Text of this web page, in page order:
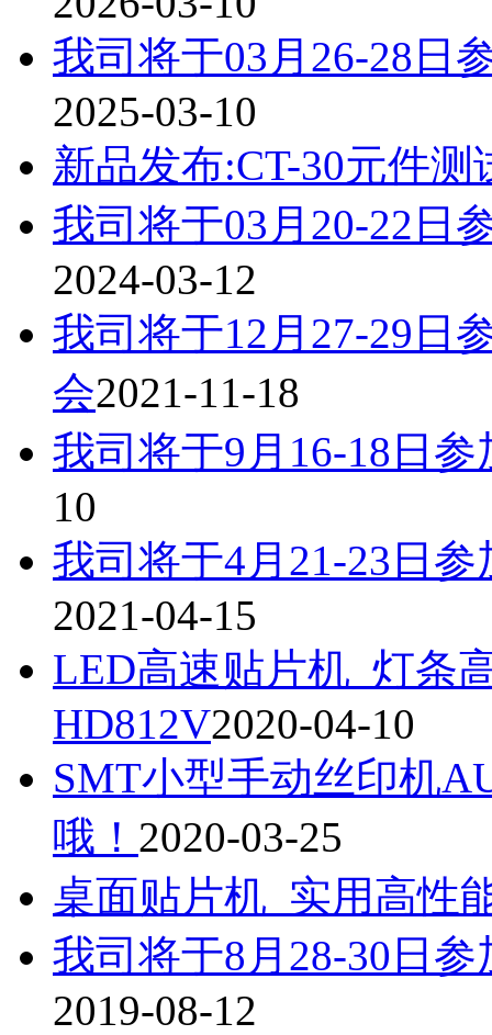
我司将于03月26-28日
2025-03-10
新品发布:CT-30元件测
我司将于03月20-22日
2024-03-12
我司将于12月27-29日
会2021-11-18
我司将于9月16-18日
10
我司将于4月21-23日
2021-04-15
LED高速贴片机_灯条
HD812V2020-04-10
SMT小型手动丝印机
哦！ 2020-03-25
桌面贴片机_实用高性
我司将于8月28-30日参
2019-08-12